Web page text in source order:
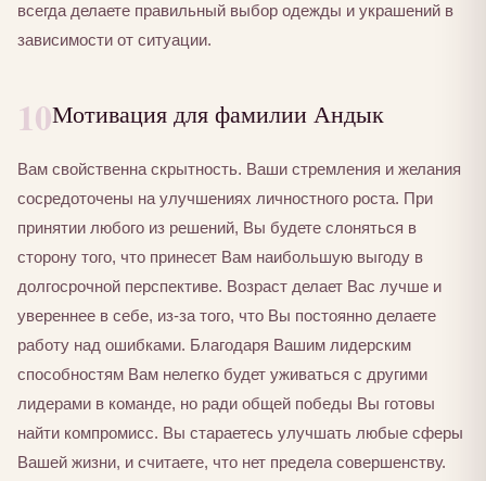
всегда делаете правильный выбор одежды и украшений в
зависимости от ситуации.
10Мотивация для фамилии Андык
Вам свойственна скрытность. Ваши стремления и желания
сосредоточены на улучшениях личностного роста. При
принятии любого из решений, Вы будете слоняться в
сторону того, что принесет Вам наибольшую выгоду в
долгосрочной перспективе. Возраст делает Вас лучше и
увереннее в себе, из-за того, что Вы постоянно делаете
работу над ошибками. Благодаря Вашим лидерским
способностям Вам нелегко будет уживаться с другими
лидерами в команде, но ради общей победы Вы готовы
найти компромисс. Вы стараетесь улучшать любые сферы
Вашей жизни, и считаете, что нет предела совершенству.